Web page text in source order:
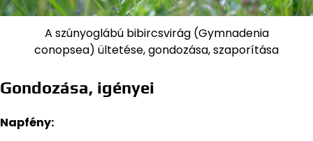
A szúnyoglábú bibircsvirág (Gymnadenia
conopsea) ültetése, gondozása, szaporítása
Gondozása, igényei
Napfény: